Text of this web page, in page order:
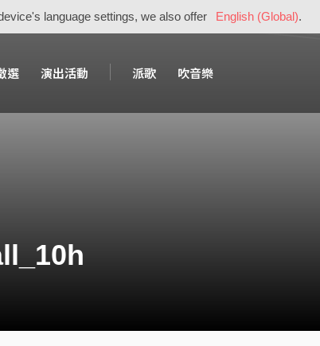
language settings, we also offer English (Global).
選 演出活動 派歌 吹音樂